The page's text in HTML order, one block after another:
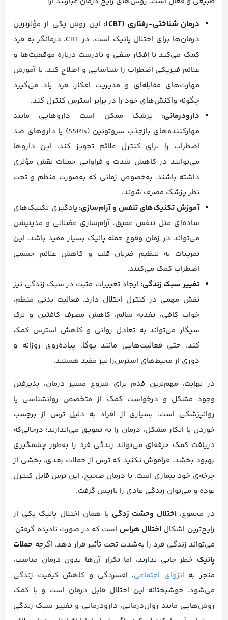
درمان شناختی-رفتاری (CBT):
این روش یکی از مؤثرترین
درمان‌ها برای اختلال پانیک است. در CBT، درمانگر به فرد
کمک می‌کند تا افکار منفی و نادرست درباره موقعیت‌ها و
علائم فیزیکی اضطراب را شناسایی و اصلاح کند. با آموزش
مهارت‌های مقابله‌ای و مدیریت افکار، فرد یاد می‌گیرد
چگونه واکنش‌های خود را در برابر استرس کنترل کند.
دارودرمانی: پزشک ممکن است داروهایی مانند
مهارکننده‌های بازجذب سروتونین (SSRIs) یا داروهای ضد
اضطراب را برای کنترل علائم تجویز کند. این داروها
می‌توانند در کاهش شدت و فراوانی حملات نقش مؤثری
داشته باشند، به‌خصوص زمانی که به‌صورت منظم و تحت
نظر پزشک مصرف شوند.
آموزش تکنیک‌های تنفس و آرام‌سازی: یادگیری تکنیک‌های
ساده‌ای مثل تنفس عمیق، آرام‌سازی عضلانی و مدیتیشن
می‌تواند در زمان وقوع حمله پانیک بسیار مفید باشد. این
تمرینات به تنظیم ضربان قلب و کاهش علائم جسمی
اضطراب کمک می‌کنند.
تغییر سبک زندگی: ایجاد تغییرات مثبت در سبک زندگی نیز
نقش مهمی در کنترل اختلال دارد. فعالیت بدنی منظم،
خواب کافی، تغذیه سالم، کاهش مصرف کافئین و ترک
سیگار می‌تواند به تعادل روانی و کاهش استرس کمک
کند. حتی فعالیت‌هایی مانند یوگا، پیاده‌روی روزانه و
دوری از محیط‌های استرس‌زا نیز مفید هستند.
در نهایت، مهم‌ترین قدم برای شروع مسیر درمان، پذیرفتن
وجود مشکل و درخواست کمک از متخصص روانشناسی یا
روانپزشکی است. بسیاری از افراد به دلیل ترس از برچسب
خوردن یا انکار مشکل، درمان را به تعویق می‌اندازند؛ درحالی‌که
دریافت کمک حرفه‌ای می‌تواند زندگی فرد را به‌طور چشمگیری
بهبود بخشد. فراموش نکنید که ترس از حملات بعدی، بخشی از
چرخه‌ی خود بیماری است. با درمان صحیح، این ترس قابل کنترل
بوده و می‌توان زندگی عادی را بازپس گرفت.
در مجموع، اختلال وحشت زدگی یا همان اختلال پانیک یکی از
رایج‌ترین اشکال اختلال هراس است که در صورت نادیده گرفتن،
می‌تواند زندگی فرد را به‌شدت تحت تأثیر قرار دهد. اگرچه حملات
پانیک خطر جانی ندارند، اما تکرار آن‌ها بدون درمان مناسب،
منجر به انزوای اجتماعی، افسردگی و کاهش کیفیت زندگی
می‌شود. خوشبختانه این اختلال قابل درمان است و با کمک
روش‌هایی مانند روان‌درمانی، دارودرمانی و تغییر سبک زندگی